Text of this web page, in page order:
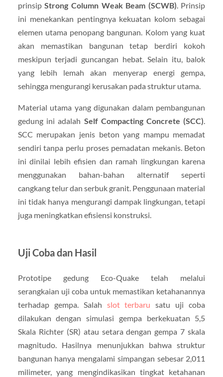
prinsipStrong Column Weak Beam (SCWB). Prinsip
ini menekankan pentingnya kekuatan kolom sebagai
elemen utama penopang bangunan. Kolom yang kuat
akan memastikan bangunan tetap berdiri kokoh
meskipun terjadi guncangan hebat. Selain itu, balok
yang lebih lemah akan menyerap energi gempa,
sehingga mengurangi kerusakan pada struktur utama.
Material utama yang digunakan dalam pembangunan
gedung ini adalah Self Compacting Concrete (SCC).
SCC merupakan jenis beton yang mampu memadat
sendiri tanpa perlu proses pemadatan mekanis. Beton
ini dinilai lebih efisien dan ramah lingkungan karena
menggunakan bahan-bahan alternatif seperti
cangkang telur dan serbuk granit. Penggunaan material
ini tidak hanya mengurangi dampak lingkungan, tetapi
juga meningkatkan efisiensi konstruksi.
Uji Coba dan Hasil
Prototipe gedung Eco-Quake telah melalui
serangkaian uji coba untuk memastikan ketahanannya
terhadap gempa. Salah slot terbaru satu uji coba
dilakukan dengan simulasi gempa berkekuatan 5,5
Skala Richter (SR) atau setara dengan gempa 7 skala
magnitudo. Hasilnya menunjukkan bahwa struktur
bangunan hanya mengalami simpangan sebesar 2,011
milimeter, yang mengindikasikan tingkat ketahanan